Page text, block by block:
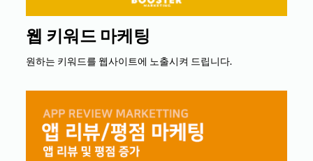
웹 키워드 마케팅
원하는 키워드를 웹사이트에 노출시켜 드립니다.